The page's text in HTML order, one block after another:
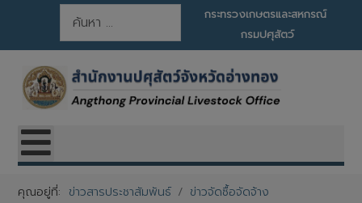
การค้นหา
กระทรวงเกษตรและสหกรณ์
กรมปศุสัตว์
คุณอยู่ที่: ข่าวสารประชาสัมพันธ์
ข่าวจัดซื้อจัดจ้าง